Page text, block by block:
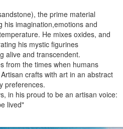
the prime material
his imagination,emotions and
He mixes oxides, and
his mystic figurines
alive and transcendent.
from the times when humans
crafts with art in an abstract
preferences.
in his proud to be an artisan voice:
lived"